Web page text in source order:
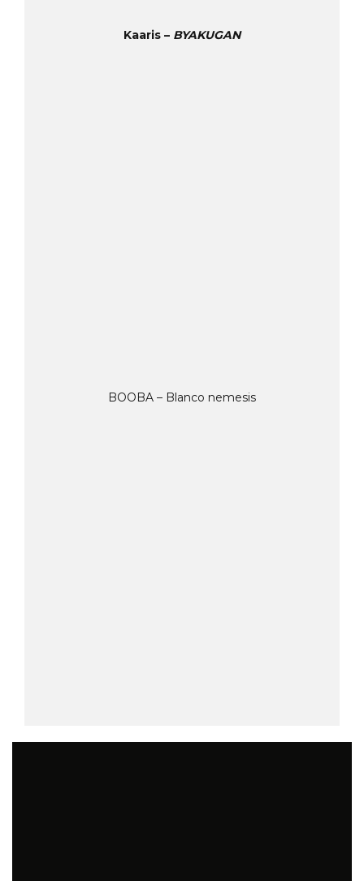
Kaaris – BYAKUGAN
BOOBA – Blanco nemesis